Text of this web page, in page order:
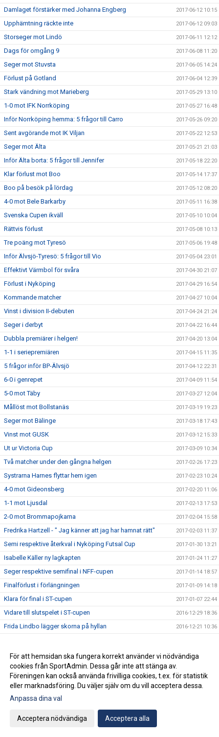
Damlaget förstärker med Johanna Engberg 2017-06-12 10:15
Upphämtning räckte inte 2017-06-12 09:03
Storseger mot Lindö 2017-06-11 12:12
Dags för omgång 9 2017-06-08 11:20
Seger mot Stuvsta 2017-06-05 14:24
Förlust på Gotland 2017-06-04 12:39
Stark vändning mot Marieberg 2017-05-29 13:10
1-0 mot IFK Norrköping 2017-05-27 16:48
Inför Norrköping hemma: 5 frågor till Carro 2017-05-26 09:20
Sent avgörande mot IK Viljan 2017-05-22 12:53
Seger mot Älta 2017-05-21 21:03
Inför Älta borta: 5 frågor till Jennifer 2017-05-18 22:20
Klar förlust mot Boo 2017-05-14 17:37
Boo på besök på lördag 2017-05-12 08:20
4-0 mot Bele Barkarby 2017-05-11 16:38
Svenska Cupen ikväll 2017-05-10 10:04
Rättvis förlust 2017-05-08 10:13
Tre poäng mot Tyresö 2017-05-06 19:48
Inför Älvsjö-Tyresö: 5 frågor till Vio 2017-05-04 23:01
Effektivt Värmbol för svåra 2017-04-30 21:07
Förlust i Nyköping 2017-04-29 16:54
Kommande matcher 2017-04-27 10:04
Vinst i division II-debuten 2017-04-24 21:24
Seger i derbyt 2017-04-22 16:44
Dubbla premiärer i helgen! 2017-04-20 13:04
1-1 i seriepremiären 2017-04-15 11:35
5 frågor inför BP-Älvsjö 2017-04-12 22:31
6-0 i genrepet 2017-04-09 11:54
5-0 mot Täby 2017-03-27 12:04
Mållöst mot Bollstanäs 2017-03-19 19:23
Seger mot Bälinge 2017-03-18 17:43
Vinst mot GUSK 2017-03-12 15:33
Ut ur Victoria Cup 2017-03-09 10:34
Två matcher under den gångna helgen 2017-02-26 17:23
Systrarna Harnes flyttar hem igen 2017-02-23 10:24
4-0 mot Gideonsberg 2017-02-20 11:06
1-1 mot Ljusdal 2017-02-13 17:53
2-0 mot Brommapojkarna 2017-02-04 15:58
Fredrika Hartzell - " Jag känner att jag har hamnat rätt" 2017-02-03 11:37
Semi respektive återkval i Nyköping Futsal Cup 2017-01-30 13:21
Isabelle Käller ny lagkapten 2017-01-24 11:27
Seger respektive semifinal i NFF-cupen 2017-01-14 18:57
Finalförlust i förlängningen 2017-01-09 14:18
Klara för final i ST-cupen 2017-01-07 22:44
Vidare till slutspelet i ST-cupen 2016-12-29 18:36
Frida Lindbo lägger skorna på hyllan 2016-12-21 10:36
Andraplats i Snöbollen 2016-12-19 12:46
Cup-vinst i Norrköping 2016-12-05 11:23
Caroline Boström klar för Älvsjö AIK 2016-11-29 09:18
Ett lag vidare i ICA-cupen
Fredrika Hartzell klar för Älvsjö AIK
Linn Olsson till Älvsjö AIK
För att hemsidan ska fungera korrekt använder vi nödvändiga
cookies från SportAdmin. Dessa går inte att stänga av.
Föreningen kan också använda frivilliga cookies, t.ex. för statistik
eller marknadsföring. Du väljer själv om du vill acceptera dessa.
Anpassa dina val
Acceptera nödvändiga Acceptera alla